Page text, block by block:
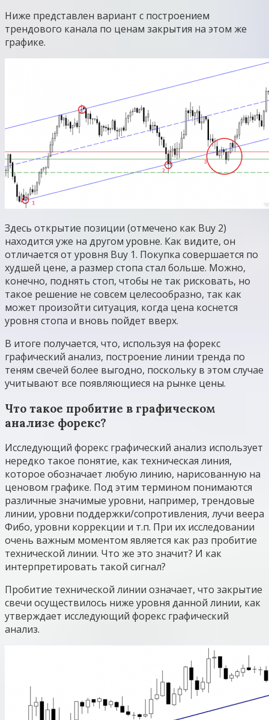
Ниже представлен вариант с построением
трендового канала по ценам закрытия на этом же
графике.
Здесь открытие позиции (отмечено как Buy 2)
находится уже на другом уровне. Как видите, он
отличается от уровня Buy 1. Покупка совершается по
худшей цене, а размер стопа стал больше. Можно,
конечно, поднять стоп, чтобы не так рисковать, но
такое решение не совсем целесообразно, так как
может произойти ситуация, когда цена коснется
уровня стопа и вновь пойдет вверх.
В итоге получается, что, используя на форекс
графический анализ, построение линии тренда по
теням свечей более выгодно, поскольку в этом случае
учитывают все появляющиеся на рынке цены.
Что такое пробитие в графическом
анализе форекс?
Исследующий форекс графический анализ использует
нередко такое понятие, как техническая линия,
которое обозначает любую линию, нарисованную на
ценовом графике. Под этим термином понимаются
различные значимые уровни, например, трендовые
линии, уровни поддержки/сопротивления, лучи веера
Фибо, уровни коррекции и т.п. При их исследовании
очень важным моментом является как раз пробитие
технической линии. Что же это значит? И как
интерпретировать такой сигнал?
Пробитие технической линии означает, что закрытие
свечи осуществилось ниже уровня данной линии, как
утверждает исследующий форекс графический
анализ.